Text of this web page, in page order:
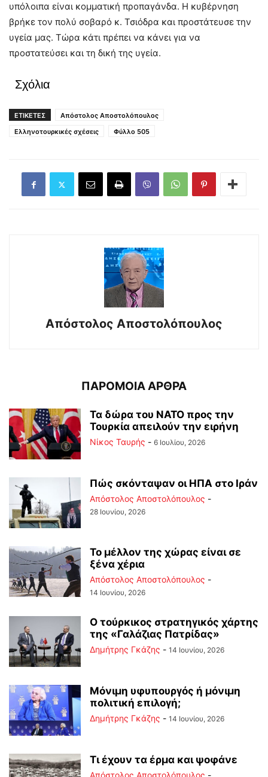
υπόλοιπα είναι κομματική προπαγάνδα. Η κυβέρνηση
βρήκε τον πολύ σοβαρό κ. Τσιόδρα και προστάτευσε την
υγεία μας. Τώρα κάτι πρέπει να κάνει για να
προστατεύσει και τη δική της υγεία.
Σχόλια
ΕΤΙΚΕΤΕΣ
Απόστολος Αποστολόπουλος
Ελληνοτουρκικές σχέσεις
Φύλλο 505
Απόστολος Αποστολόπουλος
ΠΑΡΟΜΟΙΑ ΑΡΘΡΑ
Τα δώρα του ΝΑΤΟ προς την
Τουρκία απειλούν την ειρήνη
Νίκος Ταυρής - 6 Ιουλίου, 2026
Πώς σκόνταψαν οι ΗΠΑ στο Ιράν
Απόστολος Αποστολόπουλος -
28 Ιουνίου, 2026
Το μέλλον της χώρας είναι σε
ξένα χέρια
Απόστολος Αποστολόπουλος -
14 Ιουνίου, 2026
Ο τούρκικος στρατηγικός χάρτης
της «Γαλάζιας Πατρίδας»
Δημήτρης Γκάζης - 14 Ιουνίου, 2026
Μόνιμη υφυπουργός ή μόνιμη
πολιτική επιλογή;
Δημήτρης Γκάζης - 14 Ιουνίου, 2026
Τι έχουν τα έρμα και ψοφάνε